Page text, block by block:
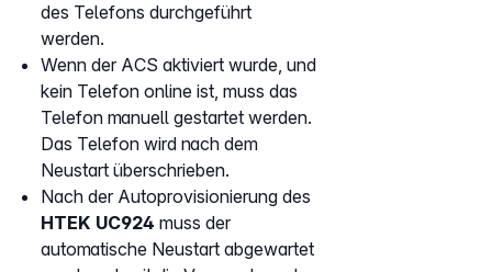
des Telefons durchgeführt
werden.
Wenn der ACS aktiviert wurde, und
kein Telefon online ist, muss das
Telefon manuell gestartet werden.
Das Telefon wird nach dem
Neustart überschrieben.
Nach der Autoprovisionierung des
HTEK UC924 muss der
automatische Neustart abgewartet